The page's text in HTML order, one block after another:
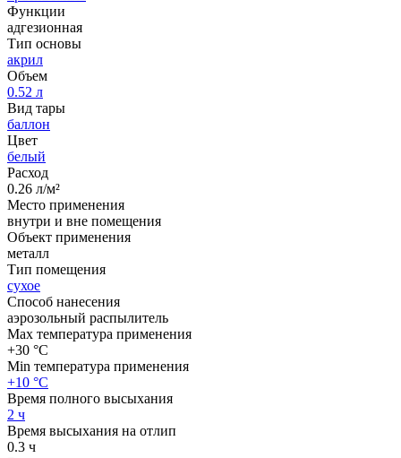
Функции
адгезионная
Тип основы
акрил
Объем
0.52 л
Вид тары
баллон
Цвет
белый
Расход
0.26 л/м²
Место применения
внутри и вне помещения
Объект применения
металл
Тип помещения
сухое
Способ нанесения
аэрозольный распылитель
Max температура применения
+30 °С
Min температура применения
+10 °С
Время полного высыхания
2 ч
Время высыхания на отлип
0.3 ч